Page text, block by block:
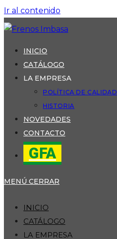
Ir al contenido
INICIO
CATÁLOGO
LA EMPRESA
POLÍTICA DE CALIDAD
HISTORIA
NOVEDADES
CONTACTO
GFA
MENÚ CERRAR
INICIO
CATÁLOGO
LA EMPRESA